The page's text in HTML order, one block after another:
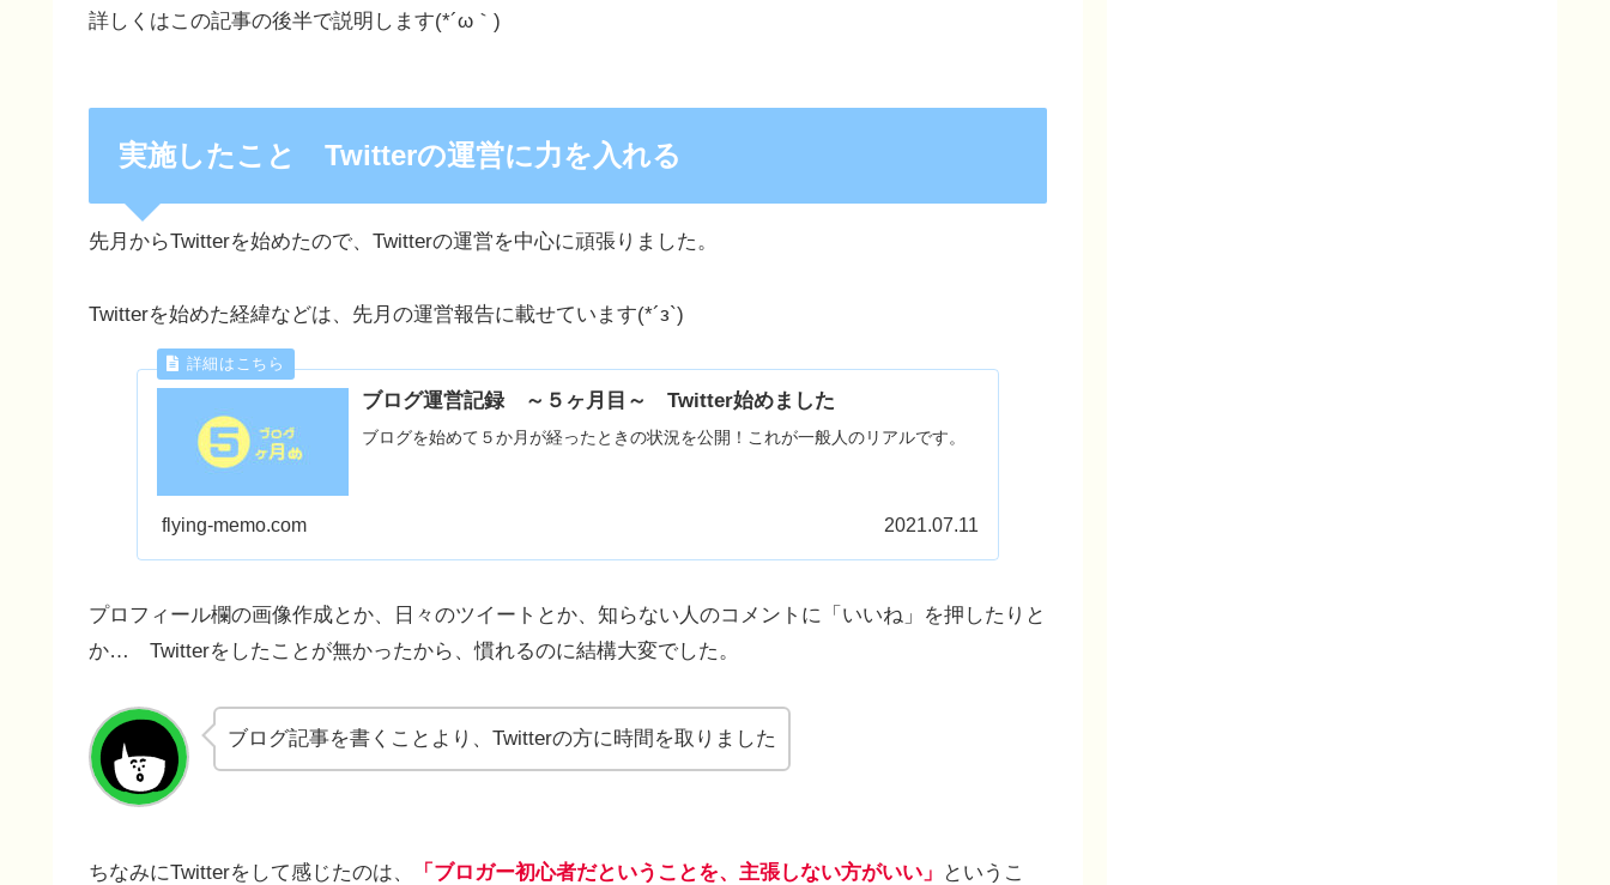
詳しくはこの記事の後半で説明します(*´ω｀)
実施したこと Twitterの運営に力を入れる
先月からTwitterを始めたので、Twitterの運営を中心に頑張りました。
Twitterを始めた経緯などは、先月の運営報告に載せています(*´з`)
ブログ運営記録 ～５ヶ月目～ Twitter始めました
ブログを始めて５か月が経ったときの状況を公開！これが一般人のリアルです。
flying-memo.com 2021.07.11
プロフィール欄の画像作成とか、日々のツイートとか、知らない人のコメントに「いいね」を押したりと
か… Twitterをしたことが無かったから、慣れるのに結構大変でした。
ブログ記事を書くことより、Twitterの方に時間を取りました
ちなみにTwitterをして感じたのは、 「ブロガー初心者だということを、主張しない方がいい」 というこ